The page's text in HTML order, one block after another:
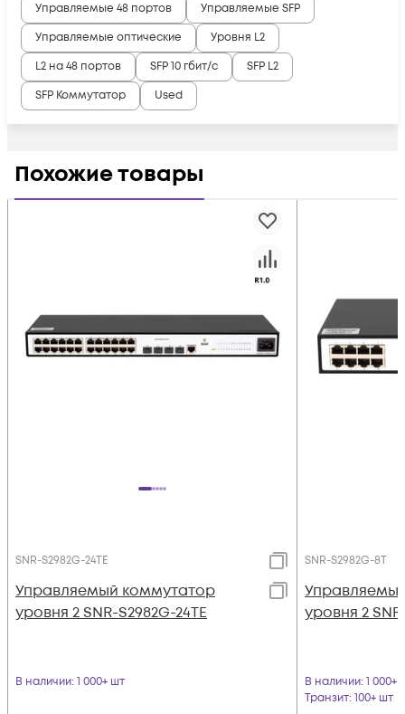
Управляемые 48 портов
Управляемые SFP
Управляемые оптические
Уровня L2
L2 на 48 портов
SFP 10 гбит/с
SFP L2
SFP Коммутатор
Used
Похожие товары
SNR-S2982G-24TE
Управляемый коммутатор
уровня 2 SNR-S2982G-24TE
В наличии: 1 000+ шт
SNR-S2982G-8T
уровня 2
В наличии: 1 000+
Транзит: 100+ шт